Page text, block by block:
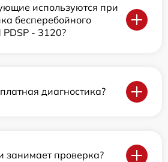
используются при
бесперебойного
PDSP - 3120?
диагностика?
занимает проверка?